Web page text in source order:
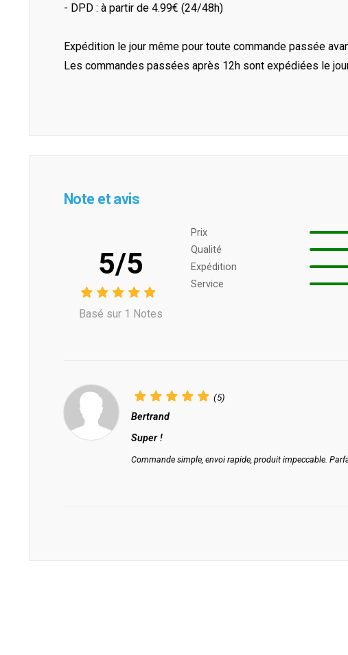
- DPD : à partir de 4.99€ (24/48h)
Expédition le jour même pour toute commande passée
Les commandes passées après 12h sont expédiées le
Note et avis
5/5
Basé sur 1 Notes
Prix ​​
Qualité
Expédition
Service
(5)
Bertrand
Super !
Commande simple, envoi rapide, produit impeccable.